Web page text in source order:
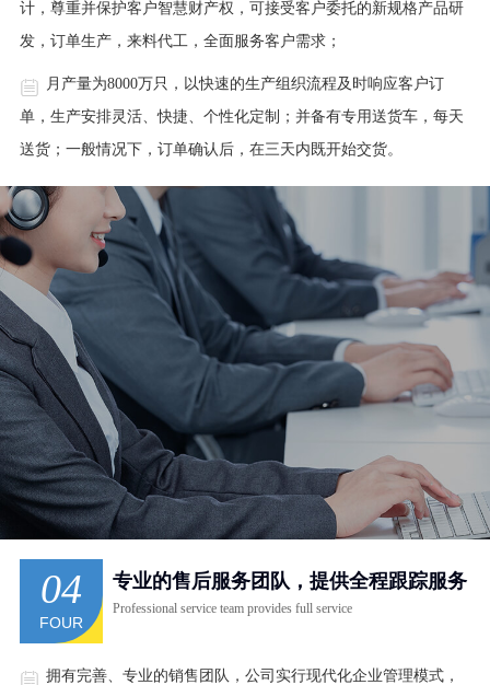
计，尊重并保护客户智慧财产权，可接受客户委托的新规格产品研
发，订单生产，来料代工，全面服务客户需求；
月产量为8000万只，以快速的生产组织流程及时响应客户订
单，生产安排灵活、快捷、个性化定制；并备有专用送货车，每天
送货；一般情况下，订单确认后，在三天内既开始交货。
04
FOUR
专业的售后服务团队，提供全程跟踪服务
Professional service team provides full service
拥有完善、专业的销售团队，公司实行现代化企业管理模式，